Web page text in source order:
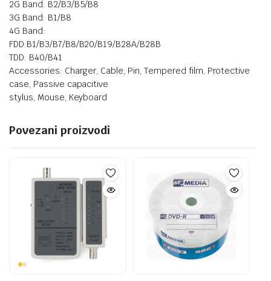
2G Band: B2/B3/B5/B8
3G Band: B1/B8
4G Band:
FDD:B1/B3/B7/B8/B20/B19/B28A/B28B
TDD: B40/B41
Accessories: Charger, Cable, Pin, Tempered film, Protective
case, Passive capacitive
stylus, Mouse, Keyboard
Povezani proizvodi